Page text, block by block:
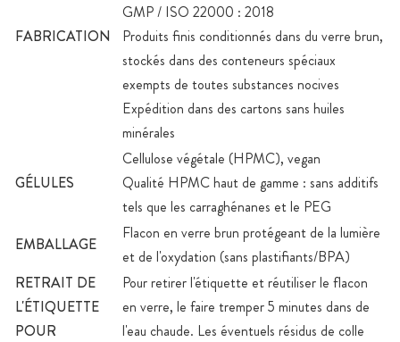
FABRICATION
GMP / ISO 22000 : 2018
Produits finis conditionnés dans du verre brun,
stockés dans des conteneurs spéciaux
exempts de toutes substances nocives
Expédition dans des cartons sans huiles
minérales
GÉLULES
Cellulose végétale (HPMC), vegan
Qualité HPMC haut de gamme : sans additifs
tels que les carraghénanes et le PEG
EMBALLAGE
Flacon en verre brun protégeant de la lumière
et de l'oxydation (sans plastifiants/BPA)
RETRAIT DE
L'ÉTIQUETTE
POUR
Pour retirer l'étiquette et réutiliser le flacon
en verre, le faire tremper 5 minutes dans de
l'eau chaude. Les éventuels résidus de colle